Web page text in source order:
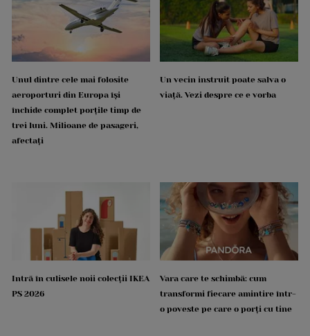
Unul dintre cele mai folosite
aeroporturi din Europa își
închide complet porțile timp de
trei luni. Milioane de pasageri,
afectați
Un vecin instruit poate salva o
viață. Vezi despre ce e vorba
Intră în culisele noii colecții IKEA
PS 2026
Vara care te schimbă: cum
transformi fiecare amintire într-
o poveste pe care o porți cu tine